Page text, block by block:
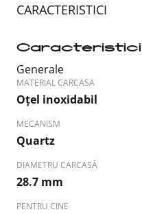
CARACTERISTICI
Caracteristici
Generale
MATERIAL CARCASA
Oțel inoxidabil
MECANISM
Quartz
DIAMETRU CARCASĂ
28.7 mm
PENTRU CINE